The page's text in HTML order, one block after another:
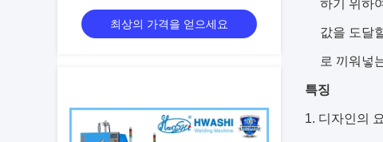
최상의 가격을 얻으세요
하기 위하
값을 도달
로 끼워넣
특징
디자인의